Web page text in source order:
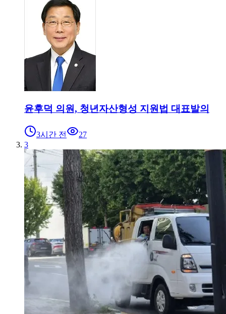
윤후덕 의원, 청년자산형성 지원법 대표발의
3시간 전
27
3